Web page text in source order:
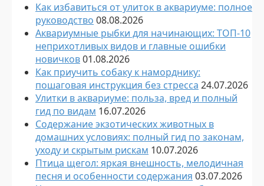
Как избавиться от улиток в аквариуме: полное
руководство 08.08.2026
Аквариумные рыбки для начинающих: ТОП-10
неприхотливых видов и главные ошибки
новичков01.08.2026
Как приучить собаку к наморднику:
пошаговая инструкция без стресса 24.07.2026
Улитки в аквариуме: польза, вред и полный
гид по видам 16.07.2026
Содержание экзотических животных в
домашних условиях: полный гид по законам,
уходу и скрытым рискам 10.07.2026
Птица щегол: яркая внешность, мелодичная
песня и особенности содержания 03.07.2026